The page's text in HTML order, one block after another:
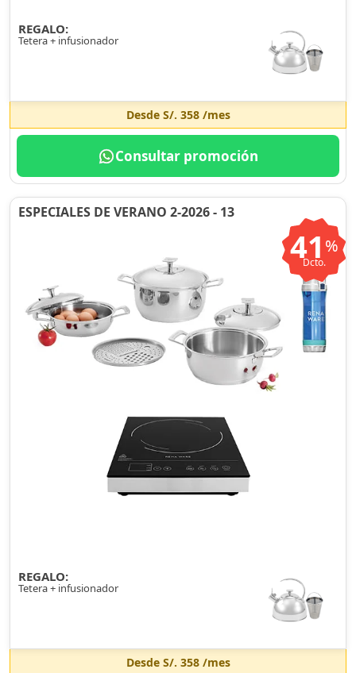
REGALO:
Tetera + infusionador
Desde S/. 358/mes
Consultar promoción
ESPECIALES DE VERANO 2-2026 - 13
41 %
Dcto.
REGALO:
Tetera + infusionador
Desde S/. 358/mes